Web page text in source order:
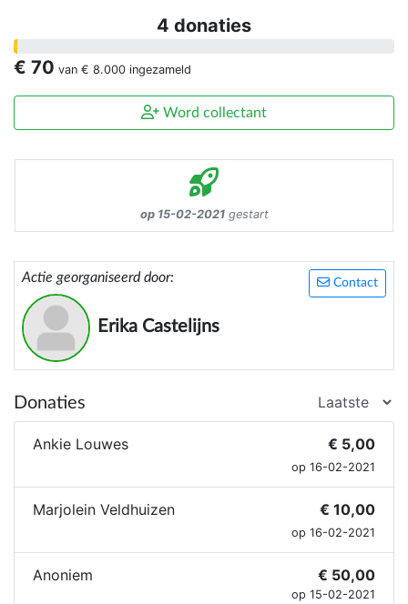
4 donaties
€ 70 van € 8.000 ingezameld
Word collectant
op 15-02-2021gestart
Contact
Actie georganiseerd door:
Erika Castelijns
Donaties
Ankie Louwes € 5,00
op 16-02-2021
Marjolein Veldhuizen € 10,00
op 16-02-2021
Anoniem € 50,00
op 15-02-2021